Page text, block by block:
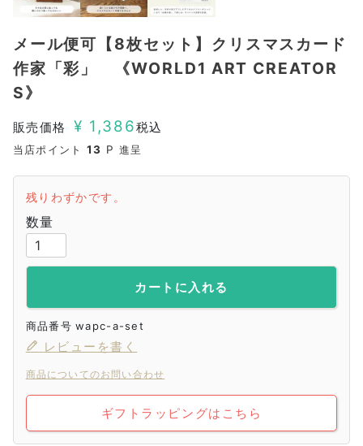
メール便可【8枚セット】クリスマスカード
作家「彩」 《WORLD1 ART CREATOR
S》
販売価格 ¥ 1,386税込
当店ポイント 13 P 進呈
残りわずかです。
カートに入れる
商品番号 wapc-a-set
レビューを書く
商品についてのお問い合わせ
ギフトラッピングはこちら